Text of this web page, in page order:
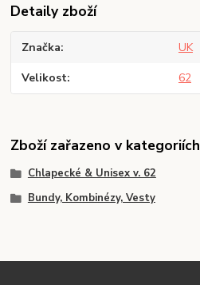
Detaily zboží
Značka UK
Velikost 62
Zboží zařazeno v kategoriích
Chlapecké & Unisex v. 62
Bundy, Kombinézy, Vesty